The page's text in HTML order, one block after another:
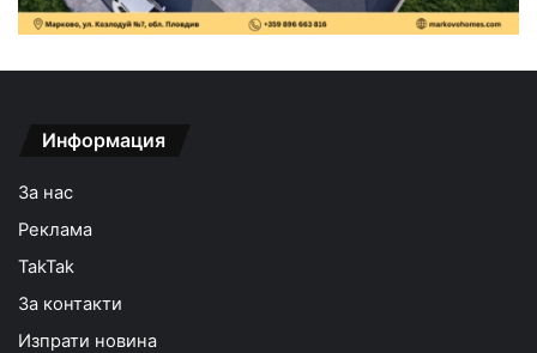
Информация
За нас
Реклама
TakTak
За контакти
Изпрати новина